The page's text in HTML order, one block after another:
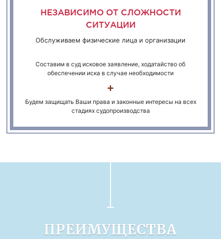
НЕЗАВИСИМО ОТ СЛОЖНОСТИ
СИТУАЦИИ
Обслуживаем физические лица и организации
Составим в суд исковое заявление, ходатайство об
обеспечении иска в случае необходимости
Будем защищать Ваши права и законные интересы на всех
стадиях судопроизводства
ПРЕИМУЩЕСТВА